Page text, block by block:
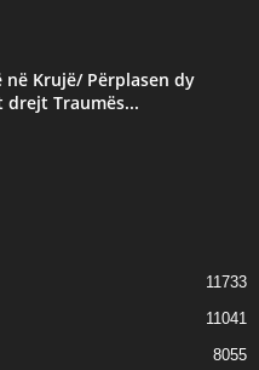
Krujë/ Përplasen dy
Traumës...
11733
11041
8055